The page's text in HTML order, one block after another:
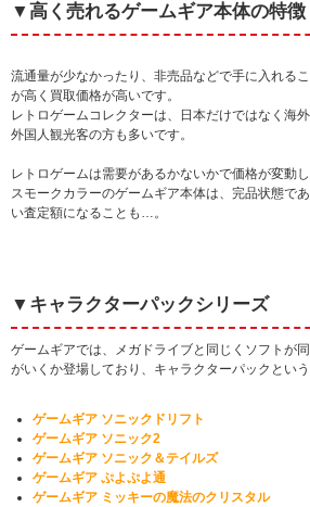
▼高く売れるゲームギア本体の特徴
流通量が少なかったり、非売品などで手に入れる
が高く買取価格が高いです。
レトロゲームコレクターは、日本だけではなく海
外国人観光客の方も多いです。
レトロゲームは需要があるかないかで価格が変動し
スモークカラーのゲームギア本体は、完品状態で
い査定額になることも…。
▼キャラクターパックシリーズ
ゲームギアでは、メガドライブと同じくソフトが
がいくか登場しており、キャラクターパックとい
ゲームギア ソニックドリフト
ゲームギア ソニック2
ゲームギア ソニック＆テイルズ
ゲームギア ぷよぷよ通
ゲームギア ミッキーの魔法のクリスタル